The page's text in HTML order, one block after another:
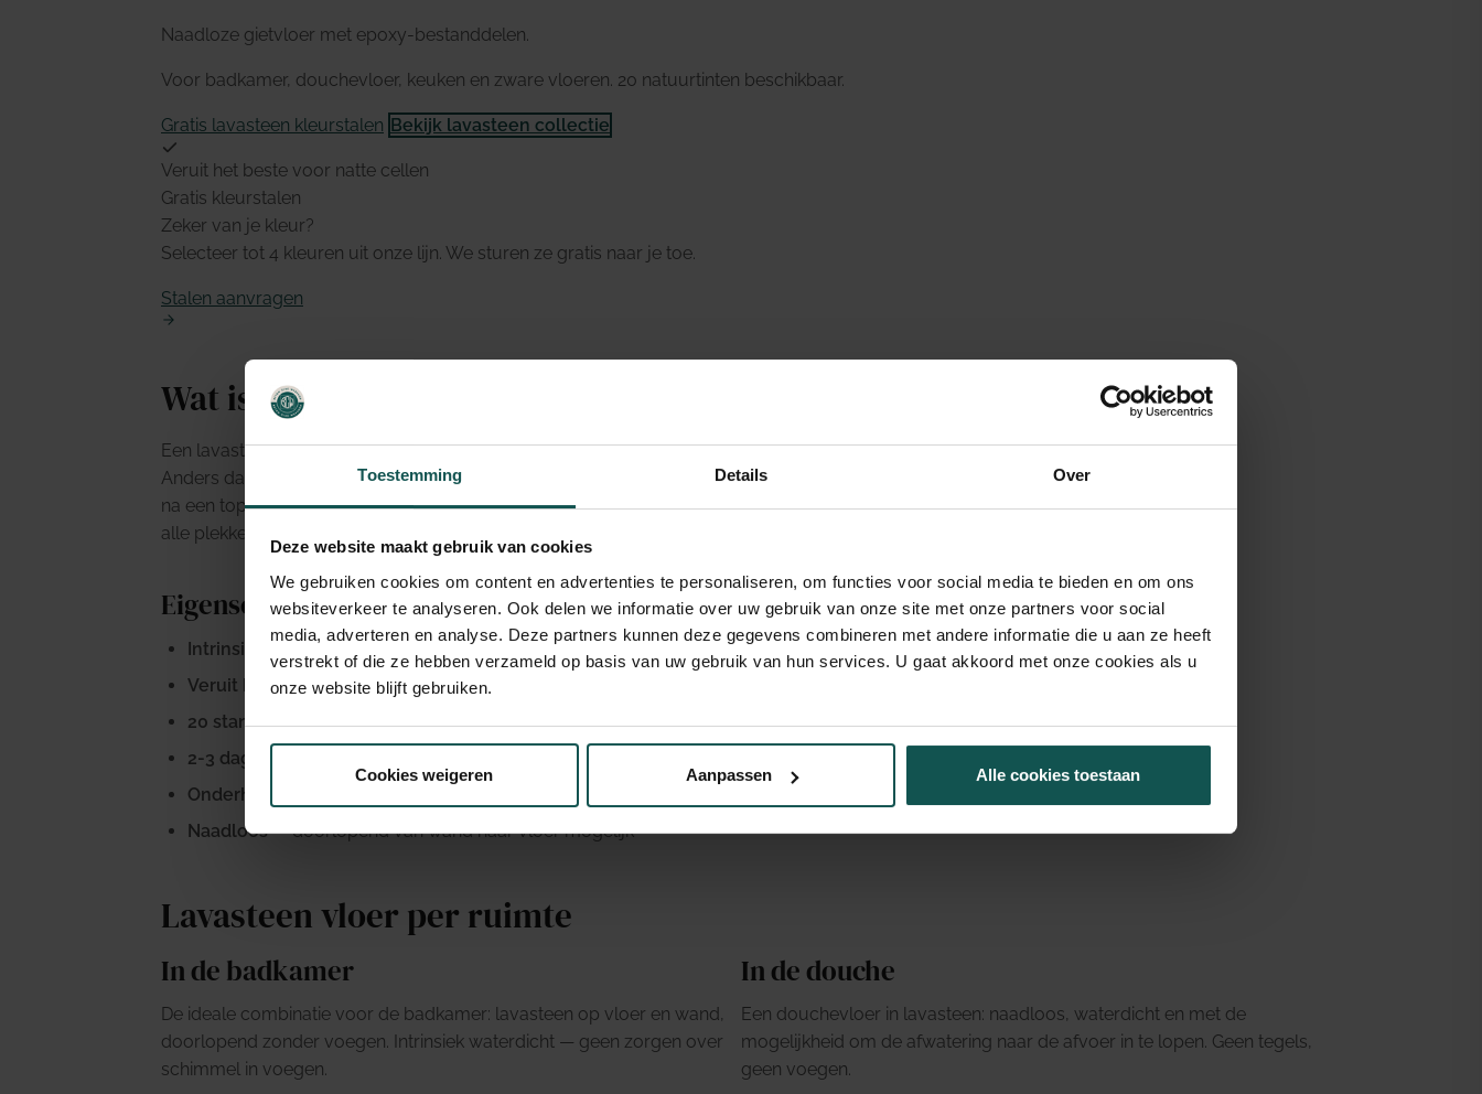
Toestemming Details Over
Deze website maakt gebruik van cookies
We gebruiken cookies om content en advertenties te personaliseren, om functies voor social media te bieden en om ons
websiteverkeer te analyseren. Ook delen we informatie over uw gebruik van onze site met onze partners voor social
media, adverteren en analyse. Deze partners kunnen deze gegevens combineren met andere informatie die u aan ze heeft
verstrekt of die ze hebben verzameld op basis van uw gebruik van hun services. U gaat akkoord met onze cookies als u
onze website blijft gebruiken.
Cookies weigeren Aanpassen Alle cookies toestaan
Naadloze gietvloer met epoxy-bestanddelen.
Voor badkamer, douchevloer, keuken en zware vloeren. 20 natuurtinten beschikbaar.
Gratis lavasteen kleurstalen Bekijk lavasteen collectie
Veruit het beste voor natte cellen
Gratis kleurstalen
Zeker van je kleur?
Selecteer tot 4 kleuren uit onze lijn. We sturen ze gratis naar je toe.
Stalen aanvragen
Wat is een lavasteen vloer?
Een lavasteen vloer is een gietvloer op basis van lavasteen-pasta met epoxy-bestanddelen.
Anders dan microcement is lavasteen intrinsiek waterdicht door de samenstelling zelf — niet pas
na een topcoat. Dat maakt lavasteen veruit het beste product voor natte cellen, zware vloeren en
alle plekken waar je een doorlopende, naadloze afwerking wil zonder zorgen over vocht.
Eigenschappen van een lavasteen vloer
Intrinsiek waterdicht
— door de epoxy-bestanddelen zelf, niet pas na topcoat
Veruit het beste productvoor zowel vloer als wand in natte cellen
20 standaardkleuren— NCS en RAL op maat mogelijk
2-3 dagen werktijd
Onderhoud
Naadloos— doorlopend van wand naar vloer mogelijk
Lavasteen vloer per ruimte
In de badkamer
De ideale combinatie voor de badkamer: lavasteen op vloer en wand,
doorlopend zonder voegen. Intrinsiek waterdicht — geen zorgen over
schimmel in voegen.
In de douche
Een douchevloer in lavasteen: naadloos, waterdicht en met de
mogelijkheid om de afwatering naar de afvoer in te lopen. Geen tegels,
geen voegen.